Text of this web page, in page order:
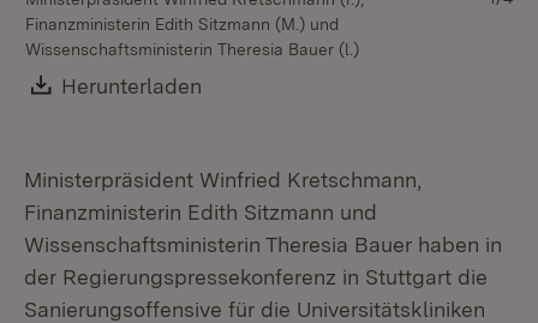
Finanzministerin Edith Sitzmann (M.) und
Wissenschaftsministerin Theresia Bauer (l.)
Download:
Herunterladen
Ministerpräsident Winfried Kretschmann,
Finanzministerin Edith Sitzmann und
Wissenschaftsministerin Theresia Bauer haben in
der Regierungspressekonferenz in Stuttgart die
Sanierungsoffensive für die Universitätskliniken